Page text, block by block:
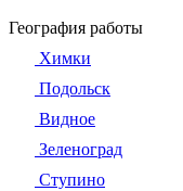
География работы
Химки
Подольск
Видное
Зеленоград
Ступино